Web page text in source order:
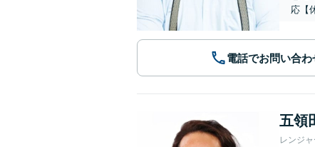
応【
電話でお問い合わ
五領
レンジ